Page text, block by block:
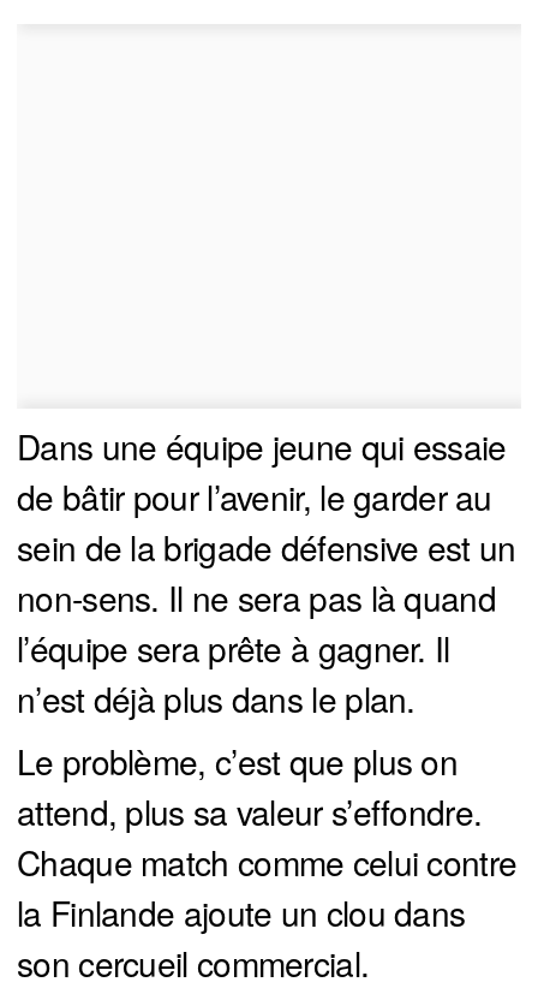
Dans une équipe jeune qui essaie
de bâtir pour l’avenir, le garder au
sein de la brigade défensive est un
non-sens. Il ne sera pas là quand
l’équipe sera prête à gagner. Il
n’est déjà plus dans le plan.
Le problème, c’est que plus on
attend, plus sa valeur s’effondre.
Chaque match comme celui contre
la Finlande ajoute un clou dans
son cercueil commercial.